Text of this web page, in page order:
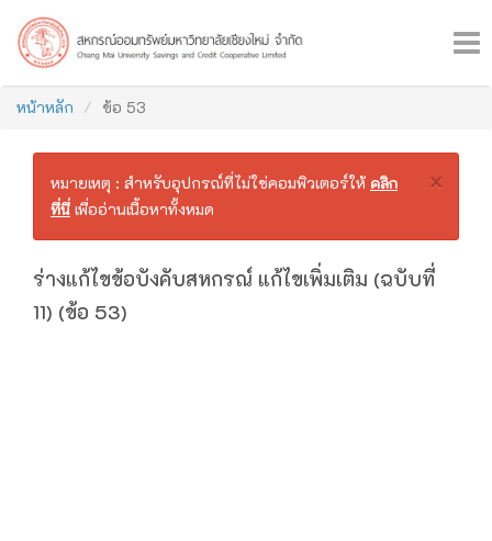
หน้าหลัก ข้อ 53
×
หมายเหตุ : สำหรับอุปกรณ์ที่ไม่ใช่คอมพิวเตอร์ให้ คลิก
ที่นี่ เพื่ออ่านเนื้อหาทั้งหมด
ร่างแก้ไขข้อบังคับสหกรณ์ แก้ไขเพิ่มเติม (ฉบับที่
11) (ข้อ 53)